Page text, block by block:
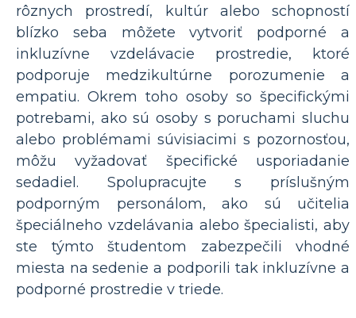
rôznych prostredí, kultúr alebo schopností
blízko seba môžete vytvoriť podporné a
inkluzívne vzdelávacie prostredie, ktoré
podporuje medzikultúrne porozumenie a
empatiu. Okrem toho osoby so špecifickými
potrebami, ako sú osoby s poruchami sluchu
alebo problémami súvisiacimi s pozornosťou,
môžu vyžadovať špecifické usporiadanie
sedadiel. Spolupracujte s príslušným
podporným personálom, ako sú učitelia
špeciálneho vzdelávania alebo špecialisti, aby
ste týmto študentom zabezpečili vhodné
miesta na sedenie a podporili tak inkluzívne a
podporné prostredie v triede.